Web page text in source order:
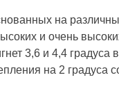
на
и очень
3,6 и 4,4
на 2 градуса